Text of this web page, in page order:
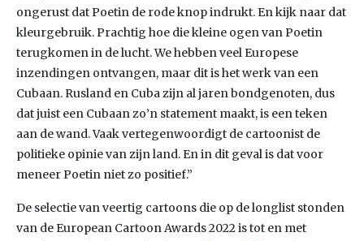
ongerust dat Poetin de rode knop indrukt. En kijk naar dat
kleurgebruik. Prachtig hoe die kleine ogen van Poetin
terugkomen in de lucht. We hebben veel Europese
inzendingen ontvangen, maar dit is het werk van een
Cubaan. Rusland en Cuba zijn al jaren bondgenoten, dus
dat juist een Cubaan zo’n statement maakt, is een teken
aan de wand. Vaak vertegenwoordigt de cartoonist de
politieke opinie van zijn land. En in dit geval is dat voor
meneer Poetin niet zo positief.”
De selectie van veertig cartoons die op de longlist stonden
van de European Cartoon Awards 2022 is tot en met